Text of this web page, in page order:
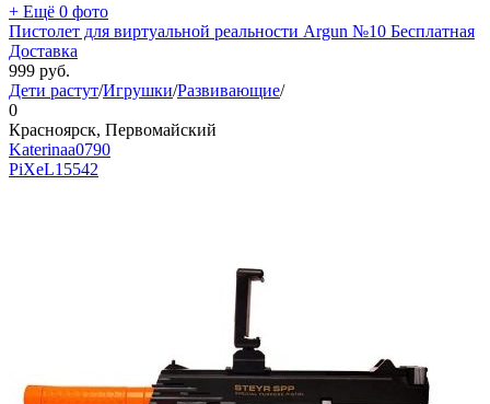
+ Ещё 0 фото
Пистолет для виртуальной реальности Argun №10 Бесплатная
Доставка
999 руб.
Дети растут/Игрушки/Развивающие/
0
Красноярск, Первомайский
Katerinaa0790
PiXeL15542